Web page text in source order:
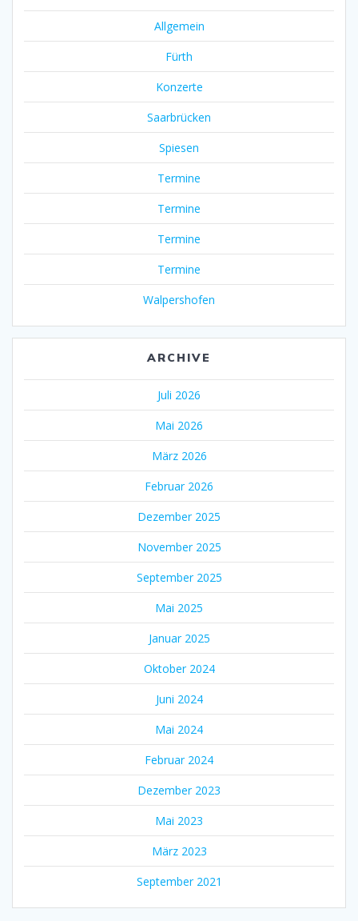
Allgemein
Fürth
Konzerte
Saarbrücken
Spiesen
Termine
Termine
Termine
Termine
Walpershofen
ARCHIVE
Juli 2026
Mai 2026
März 2026
Februar 2026
Dezember 2025
November 2025
September 2025
Mai 2025
Januar 2025
Oktober 2024
Juni 2024
Mai 2024
Februar 2024
Dezember 2023
Mai 2023
März 2023
September 2021